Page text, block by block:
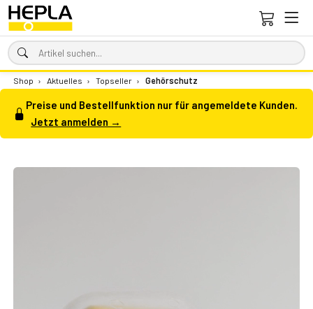
Shop › Aktuelles › Topseller › Gehörschutz
Preise und Bestellfunktion nur für angemeldete Kunden.
Jetzt anmelden →